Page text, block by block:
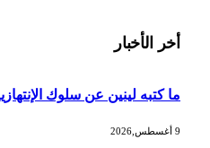
أخر الأخبار
ما كتبه لينين عن سلوك